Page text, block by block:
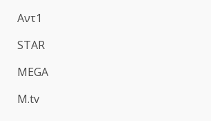
Αντ1
STAR
MEGA
M.tv